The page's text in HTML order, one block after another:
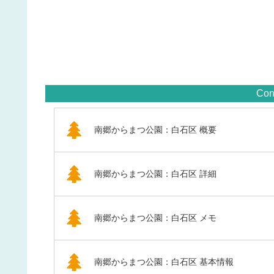
南郷からまつ公園：白石区 概要
南郷からまつ公園：白石区 詳細
南郷からまつ公園：白石区 メモ
南郷からまつ公園：白石区 基本情報